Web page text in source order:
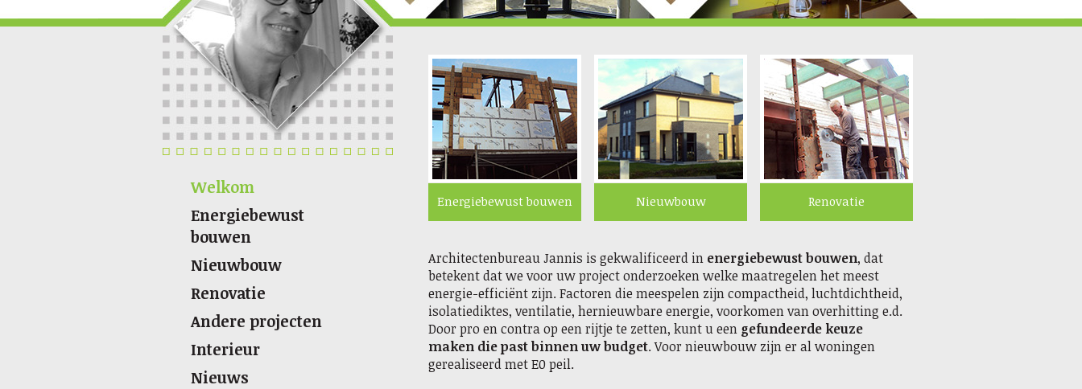
Welkom
Energiebewust
bouwen
Nieuwbouw
Renovatie
Andere projecten
Interieur
Nieuws
Energiebewust bouwen Nieuwbouw Renovatie
Architectenbureau Jannis is gekwalificeerd in energiebewust bouwen, dat
betekent dat we voor uw project onderzoeken welke maatregelen het meest
energie-efficiënt zijn. Factoren die meespelen zijn compactheid, luchtdichtheid,
isolatiediktes, ventilatie, hernieuwbare energie, voorkomen van overhitting e.d.
Door pro en contra op een rijtje te zetten, kunt u een gefundeerde keuze
maken die past binnen uw budget. Voor nieuwbouw zijn er al woningen
gerealiseerd met E0 peil.